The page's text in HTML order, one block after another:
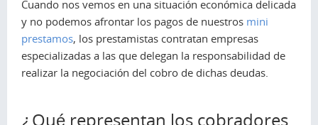
Cuando nos vemos en una situación económica delicada
y no podemos afrontar los pagos de nuestros mini
prestamos, los prestamistas contratan empresas
especializadas a las que delegan la responsabilidad de
realizar la negociación del cobro de dichas deudas.
¿Qué representan los cobradores